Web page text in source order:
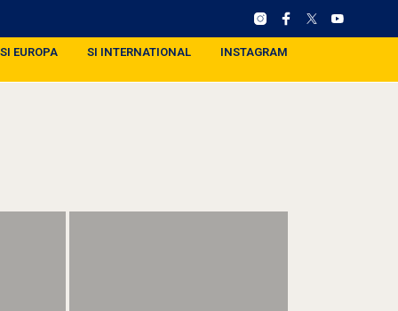
SI EUROPA SI INTERNATIONAL INSTAGRAM